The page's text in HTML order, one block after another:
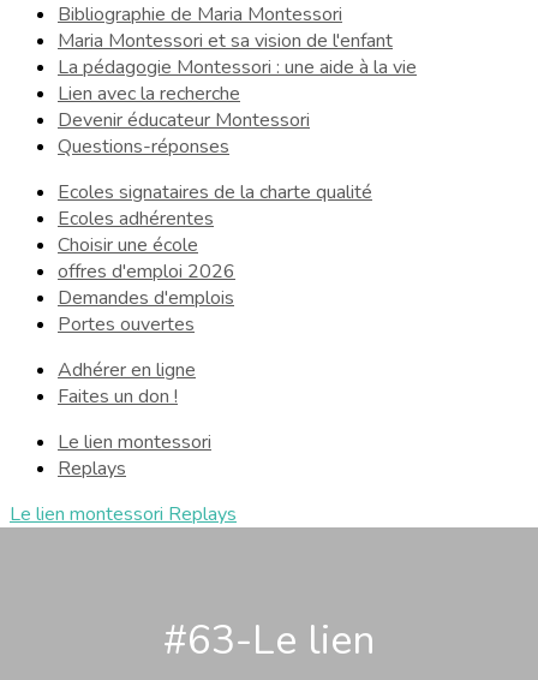
Bibliographie de Maria Montessori
Maria Montessori et sa vision de l'enfant
La pédagogie Montessori : une aide à la vie
Lien avec la recherche
Devenir éducateur Montessori
Questions-réponses
Ecoles signataires de la charte qualité
Ecoles adhérentes
Choisir une école
offres d'emploi 2026
Demandes d'emplois
Portes ouvertes
Adhérer en ligne
Faites un don !
Le lien montessori
Replays
Le lien montessori Replays
#63-Le lien